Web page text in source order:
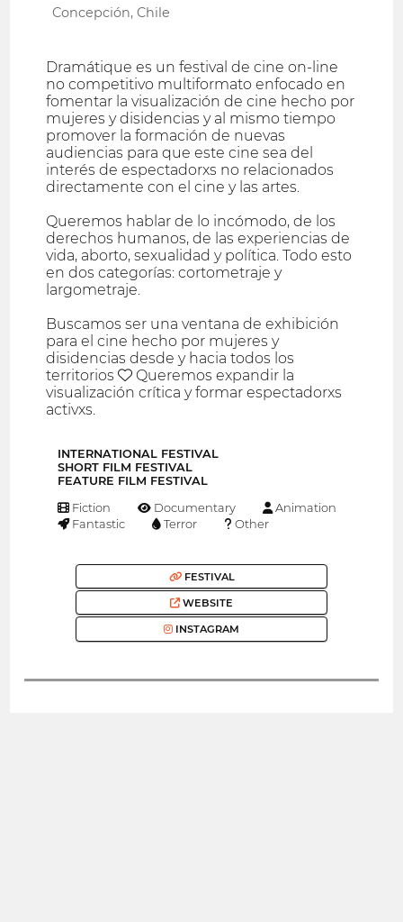
Concepción, Chile
Dramátique es un festival de cine on-line
no competitivo multiformato enfocado en
fomentar la visualización de cine hecho por
mujeres y disidencias y al mismo tiempo
promover la formación de nuevas
audiencias para que este cine sea del
interés de espectadorxs no relacionados
directamente con el cine y las artes.
Queremos hablar de lo incómodo, de los
derechos humanos, de las experiencias de
vida, aborto, sexualidad y política. Todo esto
en dos categorías: cortometraje y
largometraje.
Buscamos ser una ventana de exhibición
para el cine hecho por mujeres y
disidencias desde y hacia todos los
territorios ♥ Queremos expandir la
visualización crítica y formar espectadorxs
activxs.
INTERNATIONAL FESTIVAL
SHORT FILM FESTIVAL
FEATURE FILM FESTIVAL
Fiction Documentary
Animation
Fantastic
Terror Other
FESTIVAL
WEBSITE
INSTAGRAM